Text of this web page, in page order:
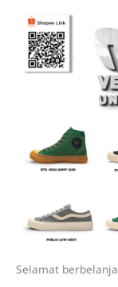
Selamat berbelanja